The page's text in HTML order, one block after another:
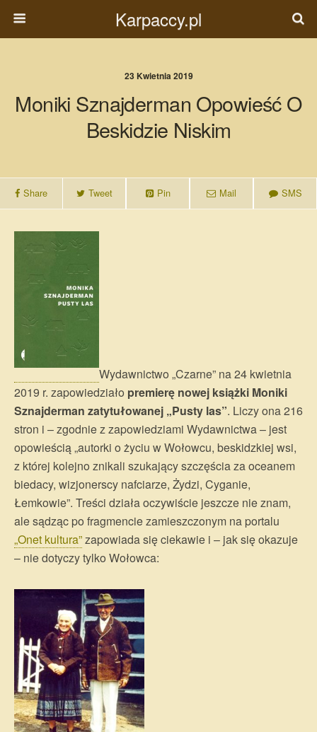
Karpaccy.pl
23 Kwietnia 2019
Moniki Sznajderman Opowieść O
Beskidzie Niskim
Share Tweet Pin Mail SMS
Wydawnictwo „Czarne” na 24 kwietnia
2019 r. zapowiedziało premierę nowej książki Moniki
Sznajderman zatytułowanej „Pusty las”. Liczy ona 216
stron i – zgodnie z zapowiedziami Wydawnictwa – jest
opowieścią „autorki o życiu w Wołowcu, beskidzkiej wsi,
z której kolejno znikali szukający szczęścia za oceanem
biedacy, wizjonerscy nafciarze, Żydzi, Cyganie,
Łemkowie”. Treści działa oczywiście jeszcze nie znam,
ale sądząc po fragmencie zamieszczonym na portalu
„Onet kultura”zapowiada się ciekawie i – jak się okazuje
– nie dotyczy tylko Wołowca: